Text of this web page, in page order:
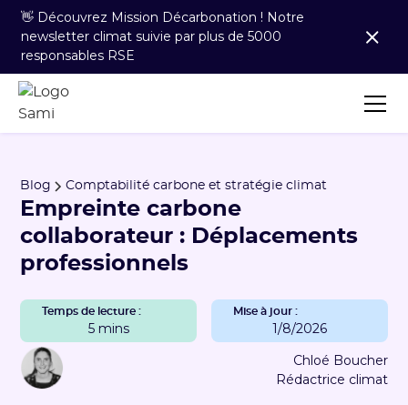
👋 Découvrez Mission Décarbonation ! Notre
newsletter climat suivie par plus de 5000
responsables RSE
Blog Comptabilité carbone et stratégie climat
Empreinte carbone
collaborateur : Déplacements
professionnels
Temps de lecture :
5 mins
Mise à jour :
1/8/2026
Chloé Boucher
Rédactrice climat